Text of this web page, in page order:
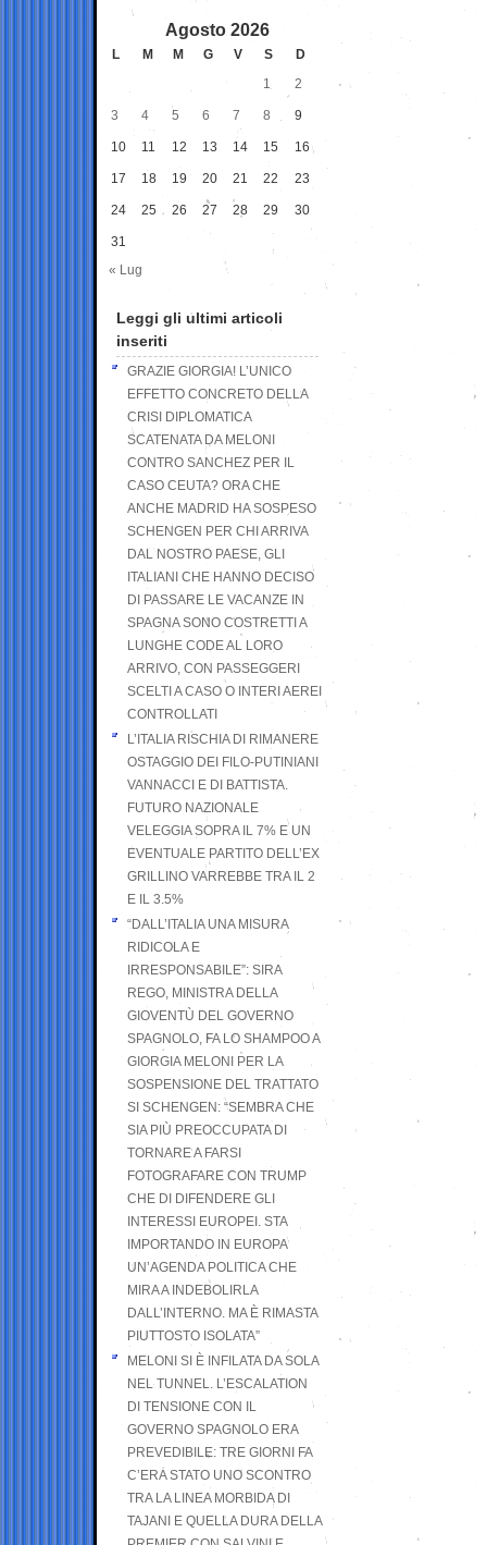
Agosto 2026
L M M G V S
D
1
2
3 4 5 6 7 8 9
10 11 12 13 14 15 16
17 18 19 20 21 22 23
24 25 26 27 28 29 30
31
« Lug
Leggi gli ultimi articoli
inseriti
GRAZIE GIORGIA! L’UNICO
EFFETTO CONCRETO DELLA
CRISI DIPLOMATICA
SCATENATA DA MELONI
CONTRO SANCHEZ PER IL
CASO CEUTA? ORA CHE
ANCHE MADRID HA SOSPESO
SCHENGEN PER CHI ARRIVA
DAL NOSTRO PAESE, GLI
ITALIANI CHE HANNO DECISO
DI PASSARE LE VACANZE IN
SPAGNA SONO COSTRETTI A
LUNGHE CODE AL LORO
ARRIVO, CON PASSEGGERI
SCELTI A CASO O INTERI AEREI
CONTROLLATI
L’ITALIA RISCHIA DI RIMANERE
OSTAGGIO DEI FILO-PUTINIANI
VANNACCI E DI BATTISTA.
FUTURO NAZIONALE
VELEGGIA SOPRA IL 7% E UN
EVENTUALE PARTITO DELL’EX
GRILLINO VARREBBE TRA IL 2
E IL 3.5%
“DALL’ITALIA UNA MISURA
RIDICOLA E
IRRESPONSABILE”: SIRA
REGO, MINISTRA DELLA
GIOVENTÙ DEL GOVERNO
SPAGNOLO, FA LO SHAMPOO A
GIORGIA MELONI PER LA
SOSPENSIONE DEL TRATTATO
SI SCHENGEN: “SEMBRA CHE
SIA PIÙ PREOCCUPATA DI
TORNARE A FARSI
FOTOGRAFARE CON TRUMP
CHE DI DIFENDERE GLI
INTERESSI EUROPEI. STA
IMPORTANDO IN EUROPA
UN’AGENDA POLITICA CHE
MIRA A INDEBOLIRLA
DALL’INTERNO. MA È RIMASTA
PIUTTOSTO ISOLATA”
MELONI SI È INFILATA DA SOLA
NEL TUNNEL. L’ESCALATION
DI TENSIONE CON IL
GOVERNO SPAGNOLO ERA
PREVEDIBILE: TRE GIORNI FA
C’ERA STATO UNO SCONTRO
TRA LA LINEA MORBIDA DI
TAJANI E QUELLA DURA DELLA